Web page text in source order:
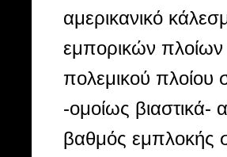
αμερικανικό
εμπορικών
πολεμικού πλοίου
-ομοίως βιαστικά-
βαθμός εμπλοκής